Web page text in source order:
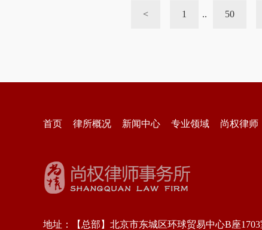
< 1 .. 50
首页 律所概况 新闻中心 专业领域 尚权律师
地址：【总部】北京市东城区环球贸易中心B座1703